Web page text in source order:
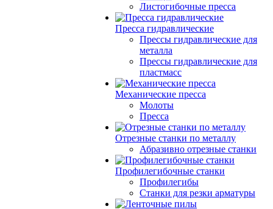
Листогибочные пресса
Пресса гидравлические
Прессы гидравлические для
металла
Прессы гидравлические для
пластмасс
Механические пресса
Молоты
Пресса
Отрезные станки по металлу
Абразивно отрезные станки
Профилегибочные станки
Профилегибы
Станки для резки арматуры